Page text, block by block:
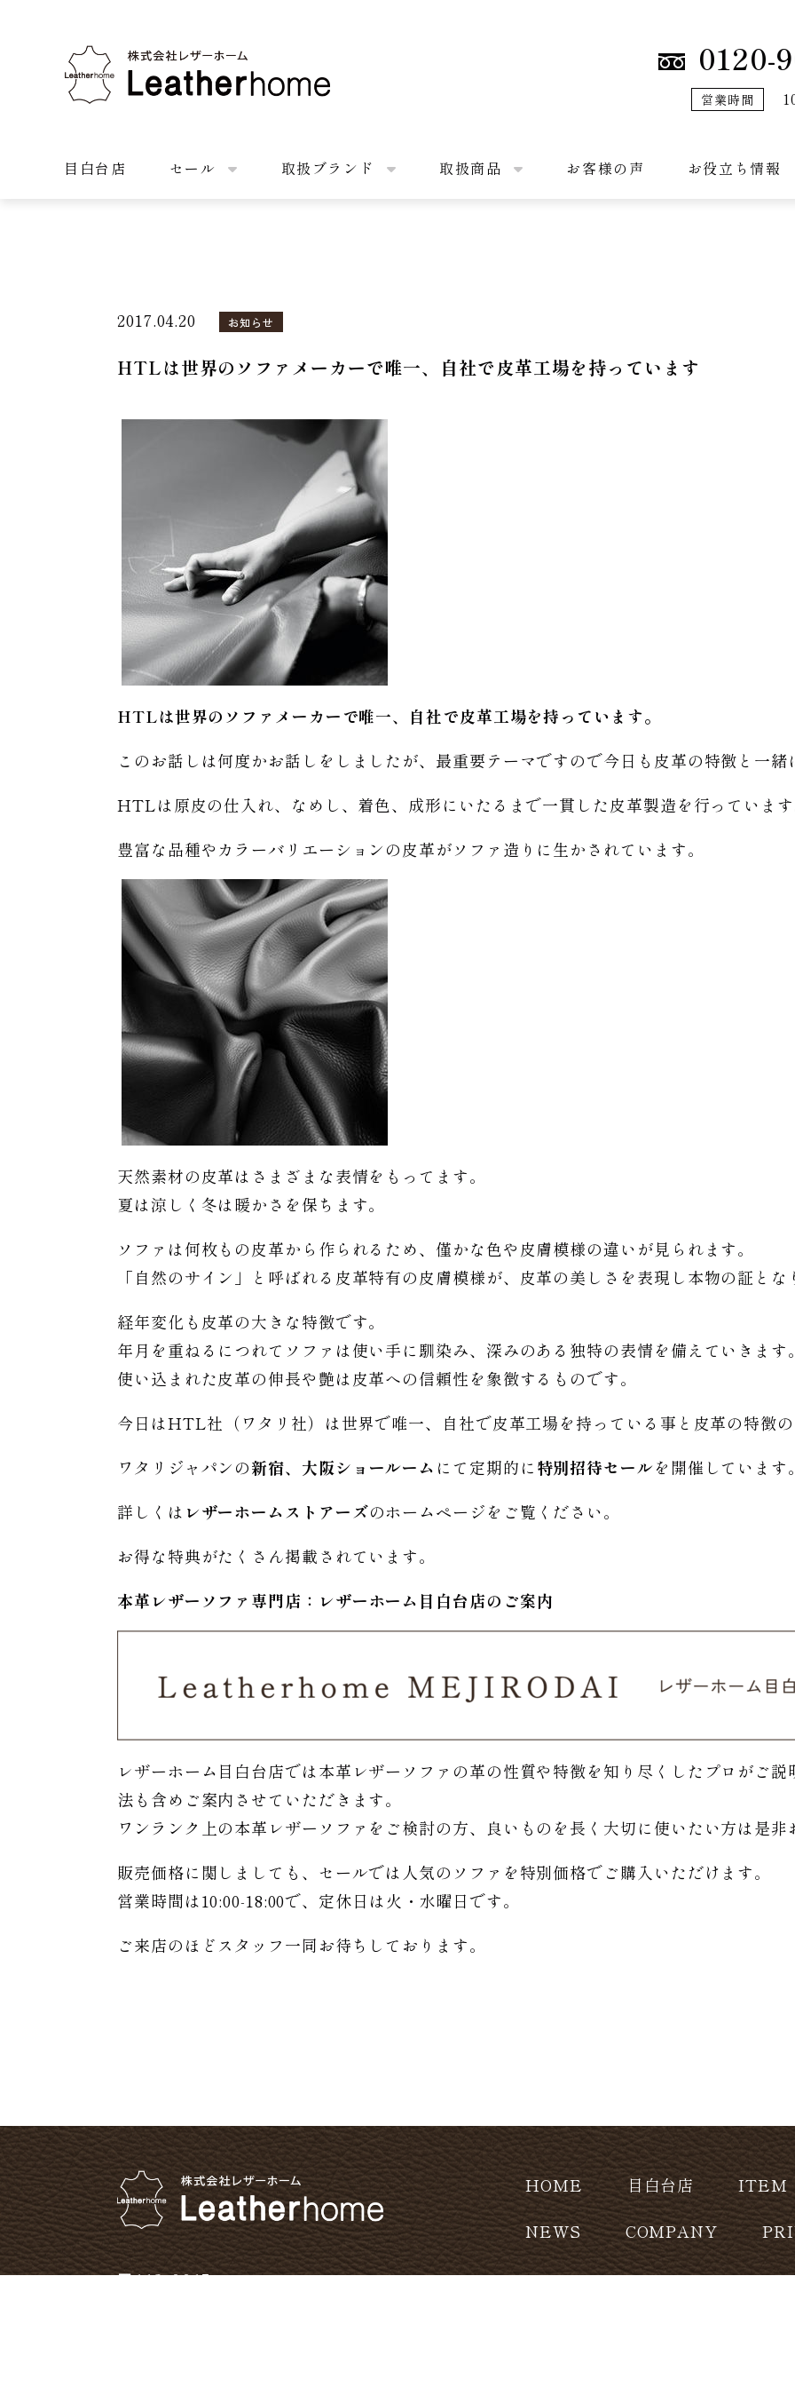
株式会社レザーホーム 0120-
営業時間
目白台店 セール 取扱ブランド 取扱商品 お客様の声 お役立ち情報
2017.04.20 お知らせ
HTLは世界のソファメーカーで唯一、自社で皮革工場を持っています
HTLは世界のソファメーカーで唯一、自社で皮革工場を持っています。
このお話しは何度かお話しをしましたが、最重要テーマですので今日も皮革の特徴と一緒
HTLは原皮の仕入れ、なめし、着色、成形にいたるまで一貫した皮革製造を行っています
豊富な品種やカラーバリエーションの皮革がソファ造りに生かされています。
天然素材の皮革はさまざまな表情をもってます。
夏は涼しく冬は暖かさを保ちます。
ソファは何枚もの皮革から作られるため、僅かな色や皮膚模様の違いが見られます。
「自然のサイン」と呼ばれる皮革特有の皮膚模様が、皮革の美しさを表現し本物の証とな
経年変化も皮革の大きな特徴です。
年月を重ねるにつれてソファは使い手に馴染み、深みのある独特の表情を備えていきます。
使い込まれた皮革の伸長や艶は皮革への信頼性を象徴するものです。
今日はHTL社（ワタリ社）は世界で唯一、自社で皮革工場を持っている事と皮革の特徴の
ワタリジャパンの新宿、大阪ショールーム にて定期的に特別招待セールを開催しています。
詳しくは レザーホームストアーズのホームページをご覧ください。
お得な特典がたくさん掲載されています。
本革レザーソファ専門店：レザーホーム 目白台店のご案内
レザーホーム目白台店では本革レザーソファの革の性質や特徴を知り尽くしたプロがご
法も含めご案内させていただきます。
ワンランク上の本革レザーソファをご検討の方、良いものを長く大切に使いたい方は是非
販売価格に関しましても、セールでは人気のソファを特別価格でご購入いただけます。
営業時間は10:00-18:00で、定休日は火・水曜日です。
ご来店のほどスタッフ一同お待ちしております。
〒112-0015
HOME 目白台店 ITEM
NEWS
COMPANY